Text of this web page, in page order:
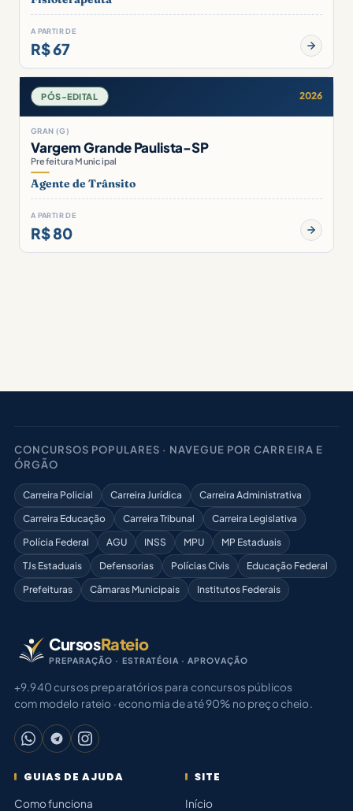
A PARTIR DE
R$ 67
PÓS-EDITAL 2026
GRAN (G)
Vargem Grande Paulista-SP
Prefeitura Municipal
Agente de Trânsito
A PARTIR DE
R$ 80
CONCURSOS POPULARES · NAVEGUE POR CARREIRA E
ÓRGÃO
Carreira Policial Carreira Jurídica
Carreira Administrativa
Carreira Educação
Carreira Tribunal
Carreira Legislativa
Polícia Federal
AGU INSS MPU
MP Estaduais
TJs Estaduais
Defensorias Polícias Civis
Educação Federal
Prefeituras
Câmaras Municipais Institutos Federais
CursosRateio
PREPARAÇÃO · ESTRATÉGIA · APROVAÇÃO
+9.940 cursos preparatórios para concursos públicos
com modelo rateio · economia de até 90% no preço cheio.
GUIAS DE AJUDA
Como funciona
SITE
Início